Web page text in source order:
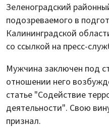
Зеленоградский
подозреваемого в
Калининградской
со ссылкой на пресс-
Мужчина заключен под
отношении него
статье "Содействие
деятельности". Свою
признал.